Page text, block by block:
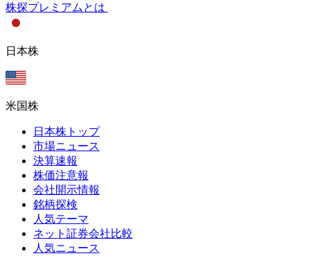
株探プレミアムとは
日本株
米国株
日本株トップ
市場ニュース
決算速報
株価注意報
会社開示情報
銘柄探検
人気テーマ
ネット証券会社比較
人気ニュース